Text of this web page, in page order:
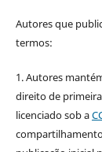
Autores que
termos:
1. Autores
direito de
licenciado sob a